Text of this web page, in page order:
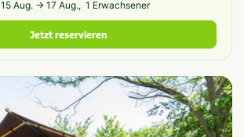
15 Aug. → 17 Aug., 1 Erwachsener
Jetzt reservieren